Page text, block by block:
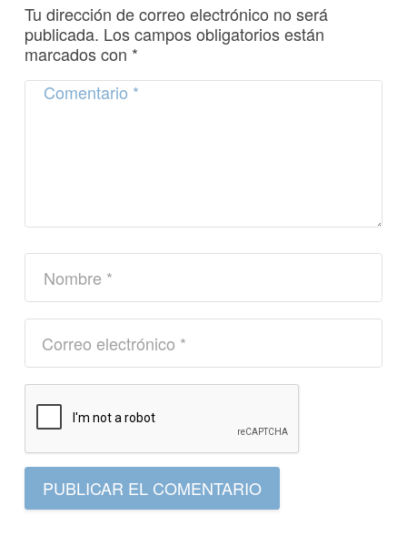
Tu dirección de correo electrónico no será
publicada. Los campos obligatorios están
marcados con *
PUBLICAR EL COMENTARIO